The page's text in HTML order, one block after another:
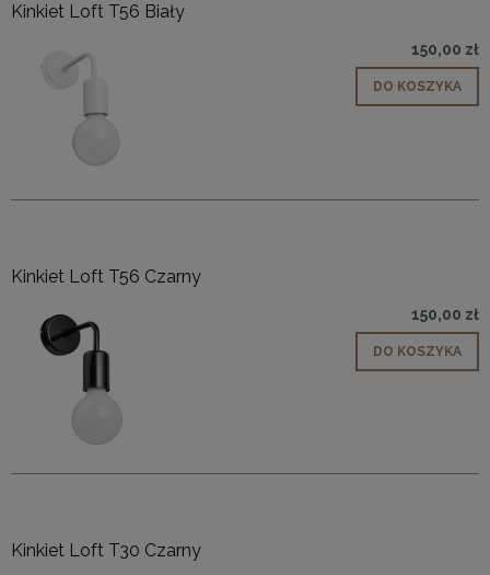
Kinkiet Loft T56 Biały
150,00 zł
DO KOSZYKA
Kinkiet Loft T56 Czarny
150,00 zł
DO KOSZYKA
Kinkiet Loft T30 Czarny